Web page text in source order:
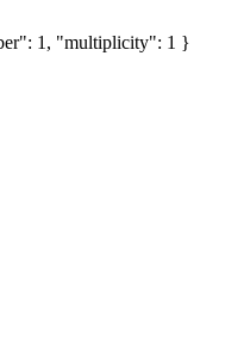
1, "multiplicity": 1 }